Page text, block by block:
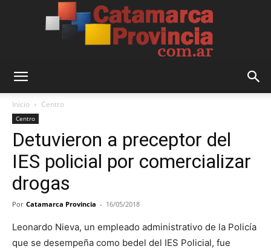
Provincia
Inicio Centro
Centro
Detuvieron a preceptor del
IES policial por comercializar
drogas
Por Catamarca Provincia - 16/05/2018
Leonardo Nieva, un empleado administrativo de la Policía
que se desempeña como bedel del IES Policial, fue